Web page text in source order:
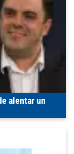
alentar un